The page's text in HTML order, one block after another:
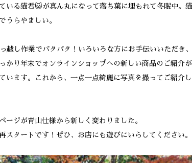
いる猫君🐱が真ん丸になって落ち葉に埋もれて冬眠中。
うらやましい。
越し作業でバタバタ！いろいろな方にお手伝いいただき
かり年末でオンラインショップへの新しい商品のご紹介
います。これから、一点一点綺麗に写真を撮ってご紹介
ージが青山仕様から新しく変わりました。
スタートです！ぜひ、お店にも遊びにいらしてください。